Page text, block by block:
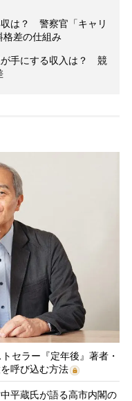
収は？ 警察官「キャリ
格差の仕組み
が手にする収入は？ 競
セラー『定年後』著者・
呼び込む方法
平蔵氏が語る高市内閣の